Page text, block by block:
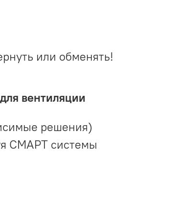
или обменять!
вентиляции
решения)
СМАРТ системы